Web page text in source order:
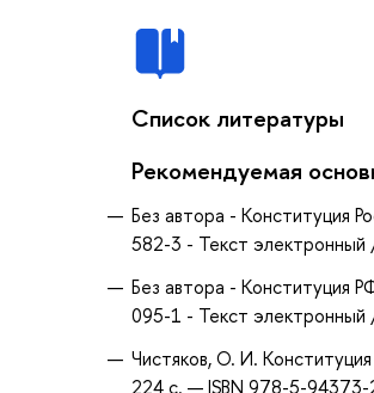
Список литературы
Рекомендуемая
Без автора - Конституция
582-3 - Текст
Без автора - Конституция
095-1 - Текст
Чистяков, О. И.
224 с. — ISBN 978-5-